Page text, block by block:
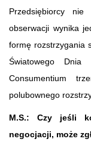
Przedsiębiorcy
obserwacji wynika
formę rozstrzygania
Światowego Dnia
Consumentium
polubownego
M.S.: Czy jeśli
negocjacji, może